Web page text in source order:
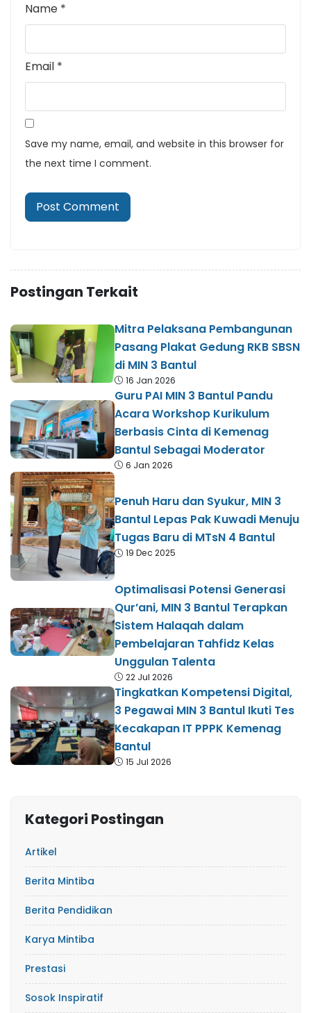
Name *
Email *
Save my name, email, and website in this browser for
the next time I comment.
Postingan Terkait
Mitra Pelaksana Pembangunan
Pasang Plakat Gedung RKB SBSN
di MIN 3 Bantul
16 Jan 2026
Guru PAI MIN 3 Bantul Pandu
Acara Workshop Kurikulum
Berbasis Cinta di Kemenag
Bantul Sebagai Moderator
6 Jan 2026
Penuh Haru dan Syukur, MIN 3
Bantul Lepas Pak Kuwadi Menuju
Tugas Baru di MTsN 4 Bantul
19 Dec 2025
Optimalisasi Potensi Generasi
Qur’ani, MIN 3 Bantul Terapkan
Sistem Halaqah dalam
Pembelajaran Tahfidz Kelas
Unggulan Talenta
22 Jul 2026
Tingkatkan Kompetensi Digital,
3 Pegawai MIN 3 Bantul Ikuti Tes
Kecakapan IT PPPK Kemenag
Bantul
15 Jul 2026
Kategori Postingan
Artikel
Berita Mintiba
Berita Pendidikan
Karya Mintiba
Prestasi
Sosok Inspiratif